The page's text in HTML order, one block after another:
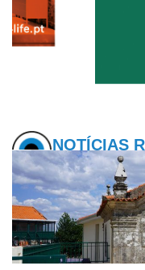
NOTÍCIAS